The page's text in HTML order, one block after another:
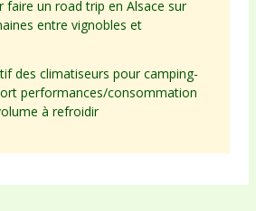
faire un road trip en Alsace sur
entre vignobles et
des climatiseurs pour camping-
performances/consommation
à refroidir